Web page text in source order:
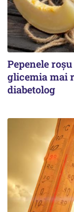
Pepenele
glicemia mai
diabetolog